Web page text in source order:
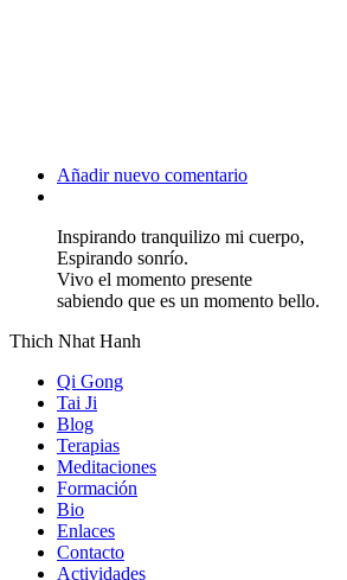
Añadir nuevo comentario
Inspirando tranquilizo mi cuerpo,
Espirando sonrío.
Vivo el momento presente
sabiendo que es un momento bello.
Thich Nhat Hanh
Qi Gong
Tai Ji
Blog
Terapias
Meditaciones
Formación
Bio
Enlaces
Contacto
Actividades